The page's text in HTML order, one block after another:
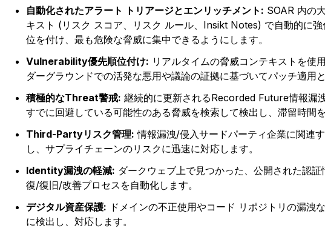
自動化されたアラート トリアージとエンリッチメント: SOAR 内の
キスト (リスク スコア、リスク ルール、Insikt Notes) で自動的に
位を付け、最も危険な脅威に集中できるようにします。
Vulnerability優先順位付け: リアルタイムの脅威コンテキストを使
ダーグラウンドでの活発な悪用や議論の証拠に基づいてパッチ適用
積極的なThreat警戒: 継続的に更新されるRecorded Future情報漏
すでに回避している可能性のある脅威を検索して検出し、滞留時間を
Third-Partyリスク管理: 情報漏洩/侵入サードパーティ企業に関連
し、サプライチェーンのリスクに迅速に対応します。
Identity漏洩の軽減: ダークウェブ上で見つかった、公開された認
復/復旧/改善プロセスを自動化します。
デジタル資産保護: ドメインの不正使用やコード リポジトリの漏洩
に検出し、対応します。